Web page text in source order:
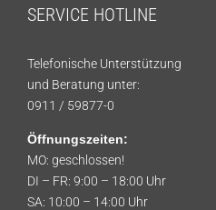
SERVICE HOTLINE
Telefonische Unterstützung
und Beratung unter:
0911 / 59877-0
Öffnungszeiten:
MO: geschlossen!
DI – FR: 9:00 – 18:00 Uhr
SA: 10:00 – 14:00 Uhr